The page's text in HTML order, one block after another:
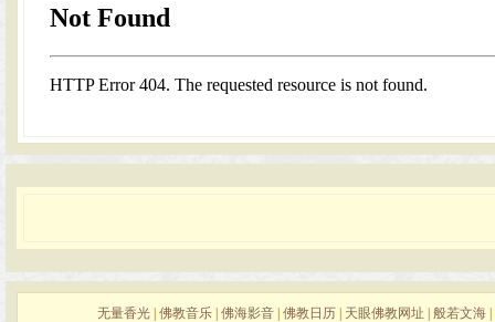
无量香光 佛教音乐 佛海影音 佛教日历 天眼佛教网址 般若文海